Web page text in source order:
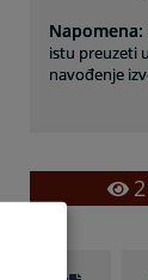
Napomena:
istu preuzeti
navođenje